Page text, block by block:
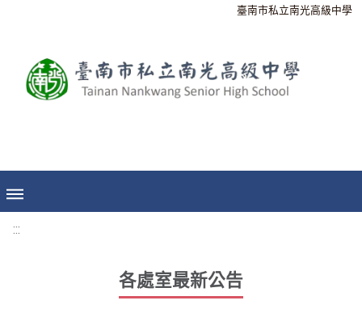
臺南市私立南光高級中學
:::
各處室最新公告